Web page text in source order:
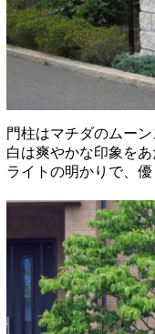
門柱はマチダのムーン
白は爽やかな印象をあ
ライトの明かりで、